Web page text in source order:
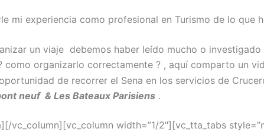
mi experiencia como profesional en Turismo de lo que
un viaje debemos haber leído mucho o investigado
como organizarlo correctamente ? , aquí comparto un
de recorrer el Sena en los servicios de
neuf & Les Bateaux Parisiens .
vc_column][vc_column width=”1/2″][vc_tta_tabs